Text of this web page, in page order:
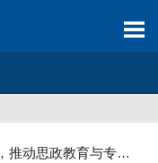
自动化专业开展“践行三全育人理念，推动思政教育与专业教育深度融合”教研活动